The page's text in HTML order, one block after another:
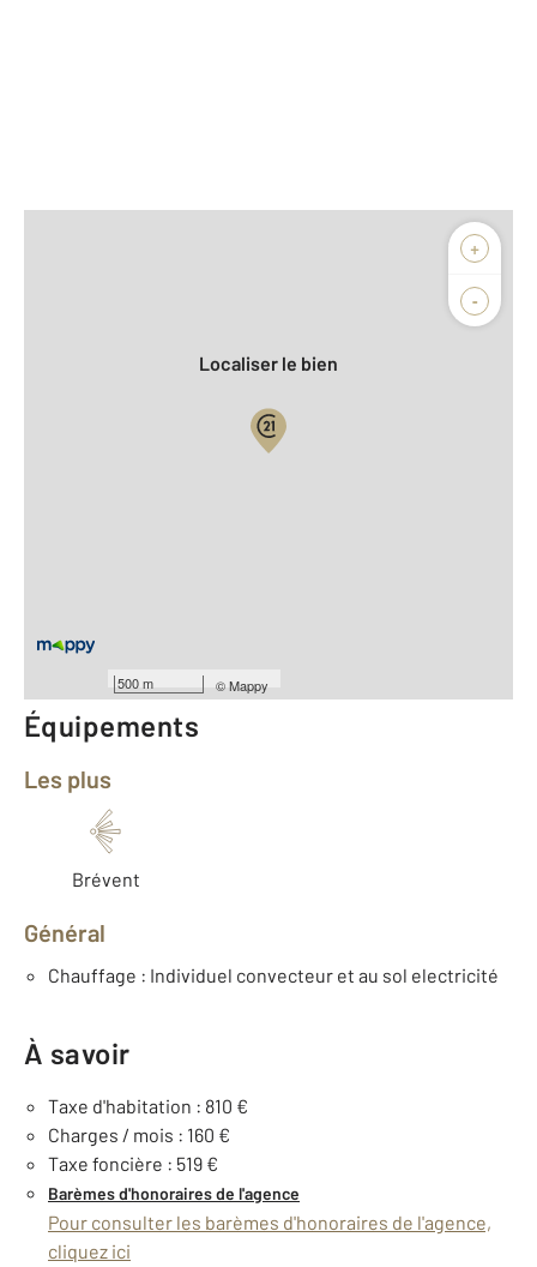
+
-
500 m ©Mappy
Biens vendus
Localiser le bien
Année construction : 1979
Équipements
Les plus
Brévent
Général
Chauffage : Individuel convecteur et au sol electricité
À savoir
Taxe d'habitation : 810 €
Charges / mois : 160 €
Taxe foncière : 519 €
Barèmes d'honoraires de l'agence
Pour consulter les barèmes d'honoraires de l'agence,
cliquez ici